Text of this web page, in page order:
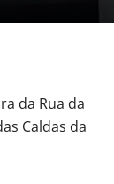
da Rua da
Caldas da